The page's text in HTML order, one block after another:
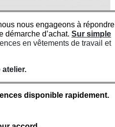
nous engageons à répondre
démarche d’achat. Sur simple
en vêtements de travail et
disponible rapidement.